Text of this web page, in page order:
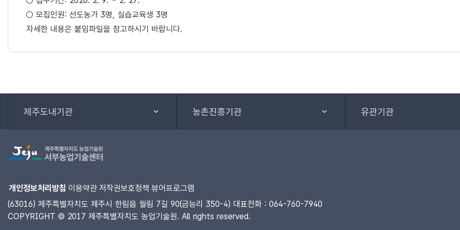
○ 모집인원: 선도농가 3명, 실습교육생 3명
자세한 내용은 붙임파일을 참고하시기 바랍니다.
제주도내기관 농촌진흥기관 유관기관
개인정보처리방침 이용약관 저작권보호정책 뷰어프로그램
(63016) 제주특별자치도 제주시 한림읍 월림 7길 90(금능리 350-4) 대표전화 : 064-760-7940
COPYRIGHT © 2017 제주특별자치도 농업기술원. All rights reserved.